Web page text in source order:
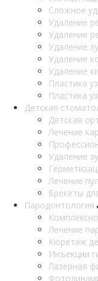
Сложное
Удаление
Удаление
Удаление
Удаление
Удаление
Пластика
Пластика
Детская
Детская
Лечение
Удаление
Лечение
Брекеты
Пародонтология
Лечение
Кюретаж
Инъекции
Лазерная